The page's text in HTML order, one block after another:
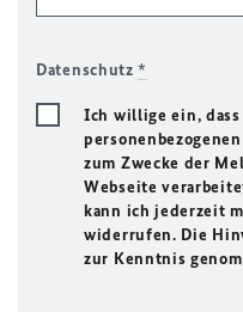
Datenschutz*
Ich willige ein,
zum Zwecke der
Webseite
kann ich jederzeit
widerrufen. Die
zur Kenntnis